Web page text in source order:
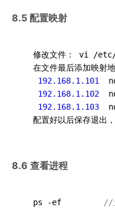
8.5 配置映射
修改文件： vi /
在文件最后添加映射
192.168.1.101
192.168.1.102
192.168.1.103
配置好以后保存退出
8.6 查看进程
  ps -ef
//